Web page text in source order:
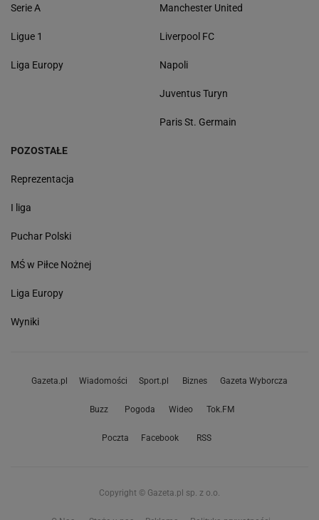
Serie A
Ligue 1
Liga Europy
Manchester United
Liverpool FC
Napoli
Juventus Turyn
Paris St. Germain
POZOSTAŁE
Reprezentacja
I liga
Puchar Polski
MŚ w Piłce Nożnej
Liga Europy
Wyniki
Gazeta.pl Wiadomości Sport.pl Biznes Gazeta Wyborcza
Buzz Pogoda Wideo Tok.FM
Poczta Facebook RSS
Copyright © Gazeta.pl sp. z o.o.